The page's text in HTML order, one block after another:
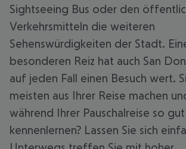
Sightseeing Bus oder den
Verkehrsmitteln die weiteren
Sehenswürdigkeiten der Stadt.
besonderen Reiz hat auch San
auf jeden Fall einen Besuch wert.
meisten aus Ihrer Reise machen
während Ihrer Pauschalreise so
kennenlernen? Lassen Sie sich